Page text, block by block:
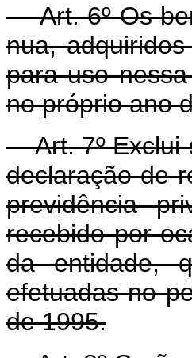
Art. 6º Os
nua,
para uso
no próprio ano
Art. 7º Exclui-
declaração de
previdência
recebido por
da entidade,
efetuadas no
de 1995.